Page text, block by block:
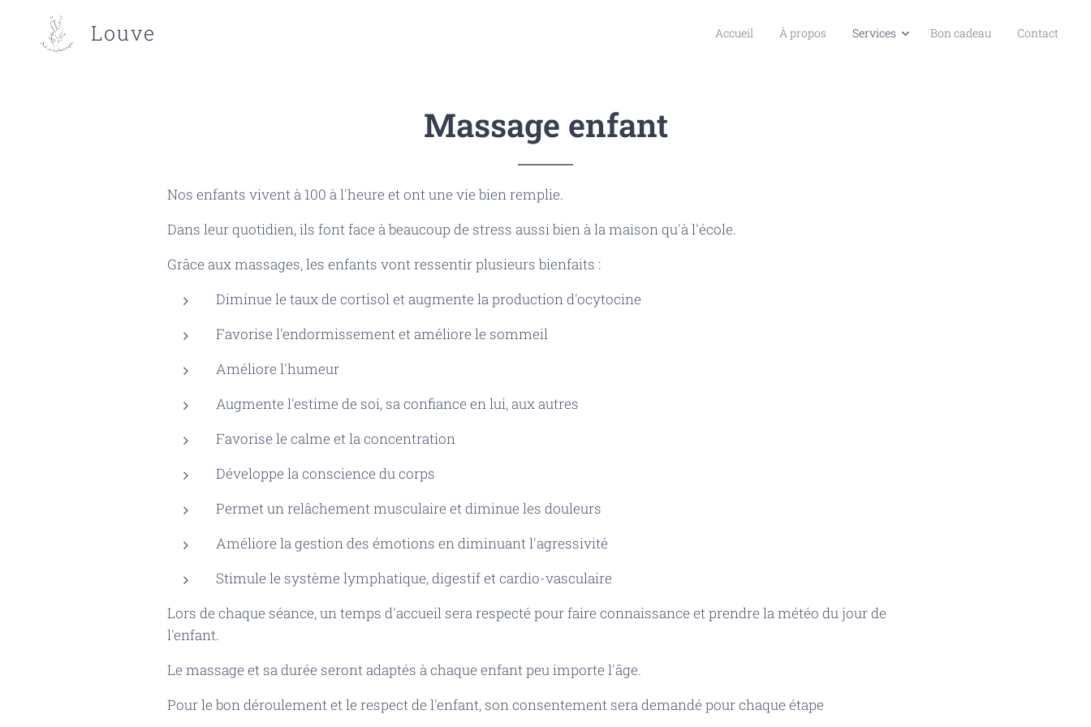
Louve Accueil À propos Services Bon cadeau Contact
Massage enfant
Nos enfants vivent à 100 à l'heure et ont une vie bien remplie.
Dans leur quotidien, ils font face à beaucoup de stress aussi bien à la maison qu'à l'école.
Grâce aux massages, les enfants vont ressentir plusieurs bienfaits :
Diminue le taux de cortisol et augmente la production d'ocytocine
Favorise l'endormissement et améliore le sommeil
Améliore l'humeur
Augmente l'estime de soi, sa confiance en lui, aux autres
Favorise le calme et la concentration
Développe la conscience du corps
Permet un relâchement musculaire et diminue les douleurs
Améliore la gestion des émotions en diminuant l'agressivité
Stimule le système lymphatique, digestif et cardio-vasculaire
Lors de chaque séance, un temps d'accueil sera respecté pour faire connaissance et prendre la météo du jour de
l'enfant.
Le massage et sa durée seront adaptés à chaque enfant peu importe l'âge.
Pour le bon déroulement et le respect de l'enfant, son consentement sera demandé pour chaque étape